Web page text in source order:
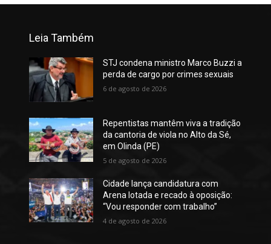
Leia Também
STJ condena ministro Marco Buzzi a
perda de cargo por crimes sexuais
6 de agosto de 2026
Repentistas mantêm viva a tradição
da cantoria de viola no Alto da Sé,
em Olinda (PE)
5 de agosto de 2026
Cidade lança candidatura com
Arena lotada e recado à oposição:
“Vou responder com trabalho”
4 de agosto de 2026